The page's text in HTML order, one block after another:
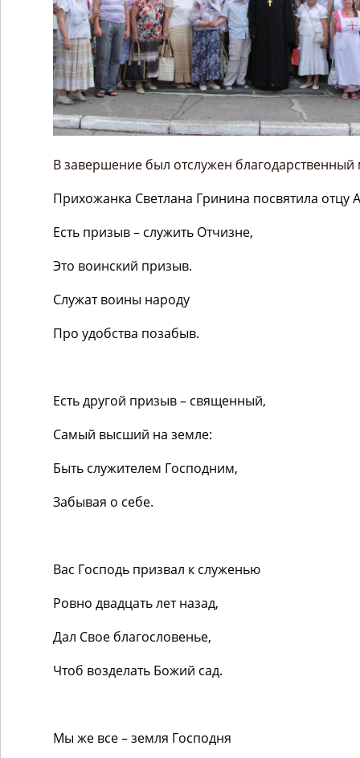
В завершение был отслужен
Прихожанка Светлана Гринина посвятила отцу
Есть призыв – служить Отчизне,
Это воинский призыв.
Служат воины народу
Про удобства позабыв.
Есть другой призыв – священный,
Самый высший на земле:
Быть служителем Господним,
Забывая о себе.
Вас Господь призвал к служенью
Ровно двадцать лет назад,
Дал Свое благословенье,
Чтоб возделать Божий сад.
Мы же все – земля Господня